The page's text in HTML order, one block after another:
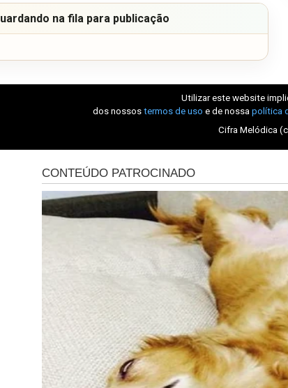
na fila para publicação
Utilizar este website
dos nossos termos de uso e de nossa política
Cifra Melódica